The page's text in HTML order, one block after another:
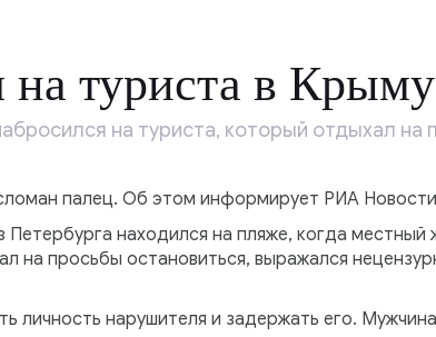
туриста в Крыму
на туриста, который отдыхал на
палец. Об этом информирует РИА
находился на пляже, когда местный
на просьбы остановиться, выражался
личность нарушителя и задержать его.